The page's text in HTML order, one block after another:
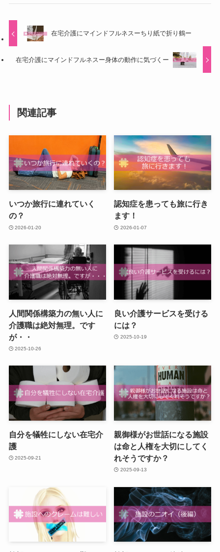
在宅介護にマインドフルネスーちり紙で折り鶴ー
在宅介護にマインドフルネスー身体の動作に気づくー
関連記事
いつか旅行に連れていく
の？
2026-01-20
認知症を患っても旅に行き
ます！
2026-01-07
人間関係構築力の無い人に
介護職は絶対無理。です
が・・
2025-10-26
良い介護サービスを受ける
には？
2025-10-19
自分を犠牲にしない在宅介
護
2025-09-21
親御様がお世話になる施設
は命と人権を大切にしてく
れそうですか？
2025-09-13